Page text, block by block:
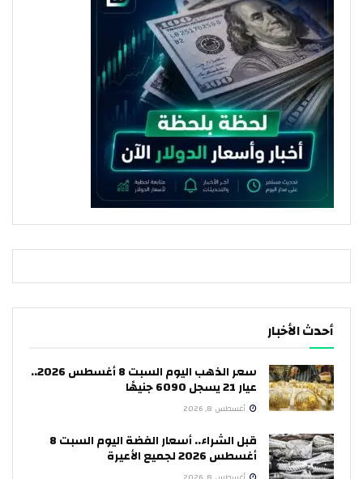
أحدث الأخبار
سعر الذهب اليوم السبت 8 أغسطس 2026..
عيار 21 يسجل 6090 جنيهًا
أغسطس 8, 2026
قبل الشراء.. أسعار الفضة اليوم السبت 8
أغسطس 2026 لجميع الأعيرة